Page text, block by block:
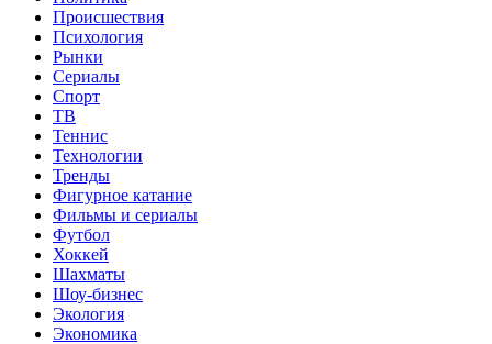
Происшествия
Психология
Рынки
Сериалы
Спорт
ТВ
Теннис
Технологии
Тренды
Фигурное катание
Фильмы и сериалы
Футбол
Хоккей
Шахматы
Шоу-бизнес
Экология
Экономика